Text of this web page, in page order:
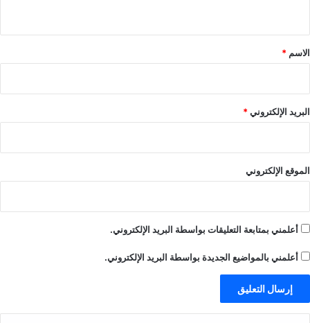
*
الاسم *
البريد الإلكتروني*
الموقع الإلكتروني
أعلمني بمتابعة التعليقات بواسطة البريد الإلكتروني.
أعلمني بالمواضيع الجديدة بواسطة البريد الإلكتروني.